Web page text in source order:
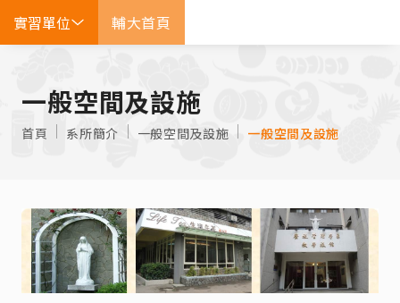
實習單位 輔大首頁
EN
一般空間及設施
首頁 系所簡介 一般空間及設施 一般空間及設施